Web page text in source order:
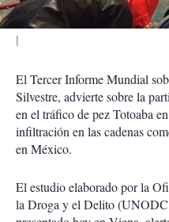
El Tercer Informe Mundial
Silvestre, advierte sobre la
en el tráfico de pez Totoaba
infiltración en las cadenas
en México.
El estudio elaborado por la
la Droga y el Delito